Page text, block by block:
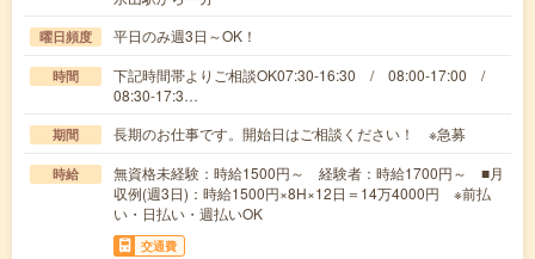
曜日頻度 平日のみ週3日～OK！
時間
下記時間帯よりご相談OK07:30-16:30 / 08:00-17:00 /
08:30-17:3…
期間 長期のお仕事です。開始日はご相談ください！ ※急募
時給
無資格未経験：時給1500円～ 経験者：時給1700円～ ■月
収例(週3日)：時給1500円×8H×12日＝14万4000円 ※前払
い・日払い・週払いOK
交通費